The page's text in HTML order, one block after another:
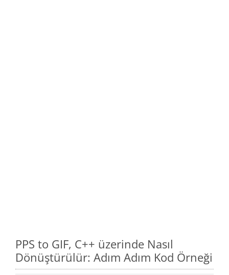
PPS to GIF, C++ üzerinde Nasıl
Dönüştürülür: Adım Adım Kod Örneği